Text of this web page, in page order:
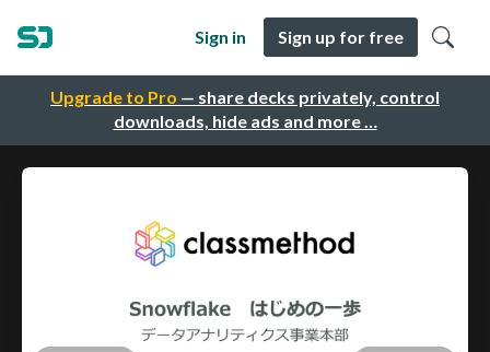
Upgrade to Pro — share decks privately, control
downloads, hide ads and more …
Sign in Sign up for free